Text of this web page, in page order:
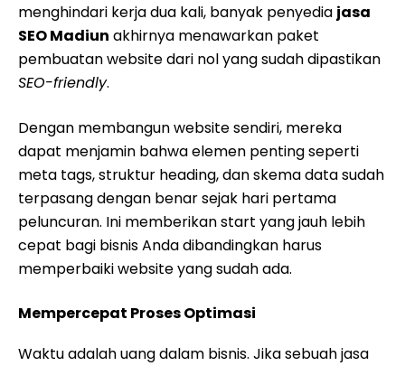
menghindari kerja dua kali, banyak penyedia jasa
SEO Madiun akhirnya menawarkan paket
pembuatan website dari nol yang sudah dipastikan
SEO-friendly.
Dengan membangun website sendiri, mereka
dapat menjamin bahwa elemen penting seperti
meta tags, struktur heading, dan skema data sudah
terpasang dengan benar sejak hari pertama
peluncuran. Ini memberikan start yang jauh lebih
cepat bagi bisnis Anda dibandingkan harus
memperbaiki website yang sudah ada.
Mempercepat Proses Optimasi
Waktu adalah uang dalam bisnis. Jika sebuah jasa